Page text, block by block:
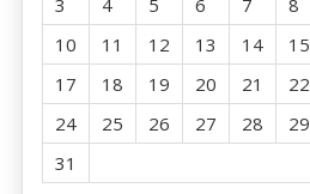
10
11 12 13 14 15
17
18 19 20 21 22
24
25 26 27 28 29
31